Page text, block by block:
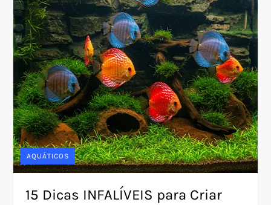
AQUÁTICOS
15 Dicas INFALÍVEIS para Criar